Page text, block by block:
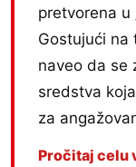
pretvorena u
Gostujući na
naveo da se
sredstva
za
Pročitaj celu